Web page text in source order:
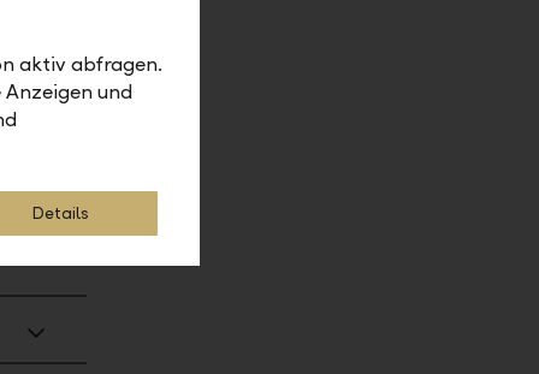
aktiv abfragen.
und
Details